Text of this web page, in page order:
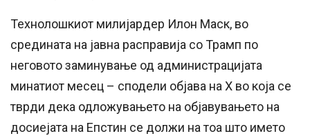
Технолошкиот милијардер Илон Маск, во
средината на јавна расправија со Трамп по
неговото заминување од администрацијата
минатиот месец – сподели објава на X во која се
тврди дека одложувањето на објавувањето на
досиејата на Епстин се должи на тоа што името